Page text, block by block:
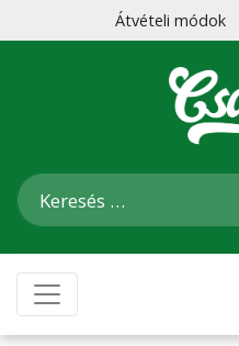
Átvételi módok